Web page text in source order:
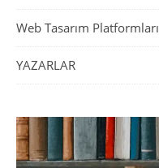
Web Tasarım Platformları
YAZARLAR